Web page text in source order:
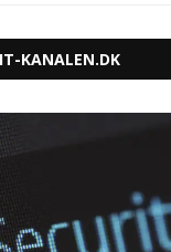
KANALEN.DK